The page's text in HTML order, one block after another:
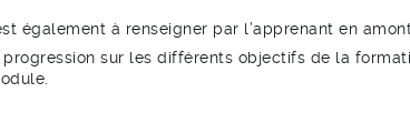
également à renseigner par l’apprenant en
sur les différents objectifs de la